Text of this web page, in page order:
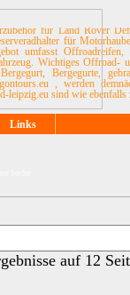
für Land Rover
für
umfasst
Wichtiges
Bergegurte,
, werden
leipzig.eu sind wie ebenfalls
Links
auf 12